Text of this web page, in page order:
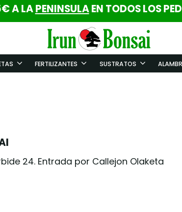
A LAPENINSULAEN TODOS LOS
FERTILIZANTES SUSTRATOS
24. Entrada por Callejon Olaketa